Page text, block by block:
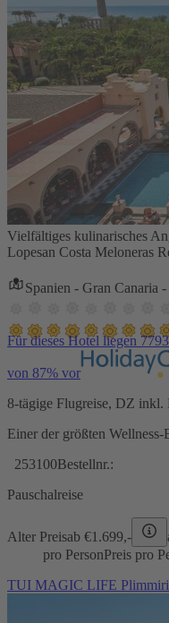
Vielfältiges kulinarisches
Lopesan Costa Meloneras
Spanien - Gran Canaria
Für dieses Hotel liegen
von 87% vor
8-tägige Flugreise, DZ inkl.
Einer der größten
253100Bestellnr.:
Pauschalreise
Alter Preisab €1.699,-
pro PersonPreis pro
TUI MAGIC LIFE Plimmiri